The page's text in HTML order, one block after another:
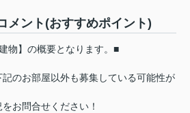
メント(おすすめポイント)
物】の概要となります。■
のお部屋以外も募集している可能性が
お問合せください！